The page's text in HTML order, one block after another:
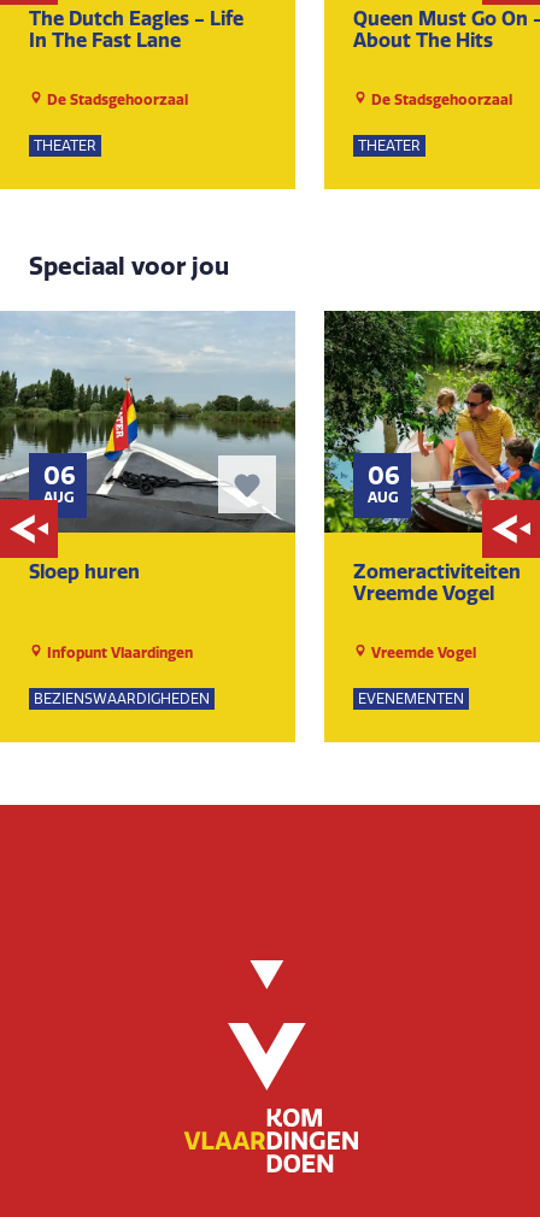
The Dutch Eagles - Life
In The Fast Lane
De Stadsgehoorzaal
THEATER
Queen Must Go On
About The Hits
De Stadsgehoorzaal
THEATER
Speciaal voor jou
06
AUG
Sloep huren
Infopunt Vlaardingen
BEZIENSWAARDIGHEDEN
06
AUG
Zomeractiviteiten
Vreemde Vogel
Vreemde Vogel
EVENEMENTEN